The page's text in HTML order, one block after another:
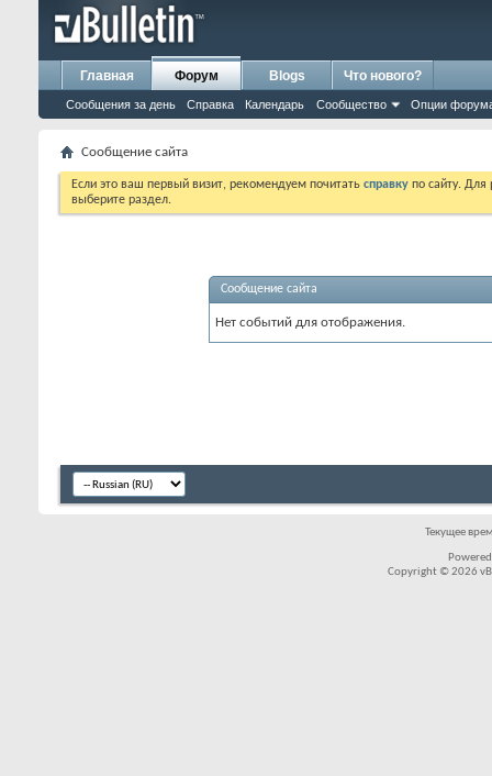
Главная Форум
Сообщения за день Справка Календарь Сообщество Опции
Blogs Что нового?
Сообщение сайта
Если это ваш первый визит, рекомендуем почитать справку по сайту.
выберите раздел.
Сообщение сайта
Нет событий для отображения.
Текущее
Copyright © 2026